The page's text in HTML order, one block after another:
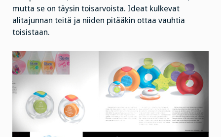
mutta se on täysin toisarvoista. Ideat kulkevat
alitajunnan teitä ja niiden pitääkin ottaa vauhtia
toisistaan.